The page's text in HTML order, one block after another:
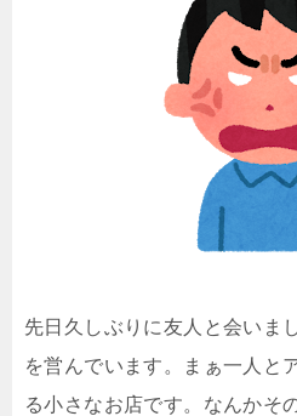
先日久しぶりに友人と会いま
を営んでいます。まぁ一人と
る小さなお店です。なんかそ